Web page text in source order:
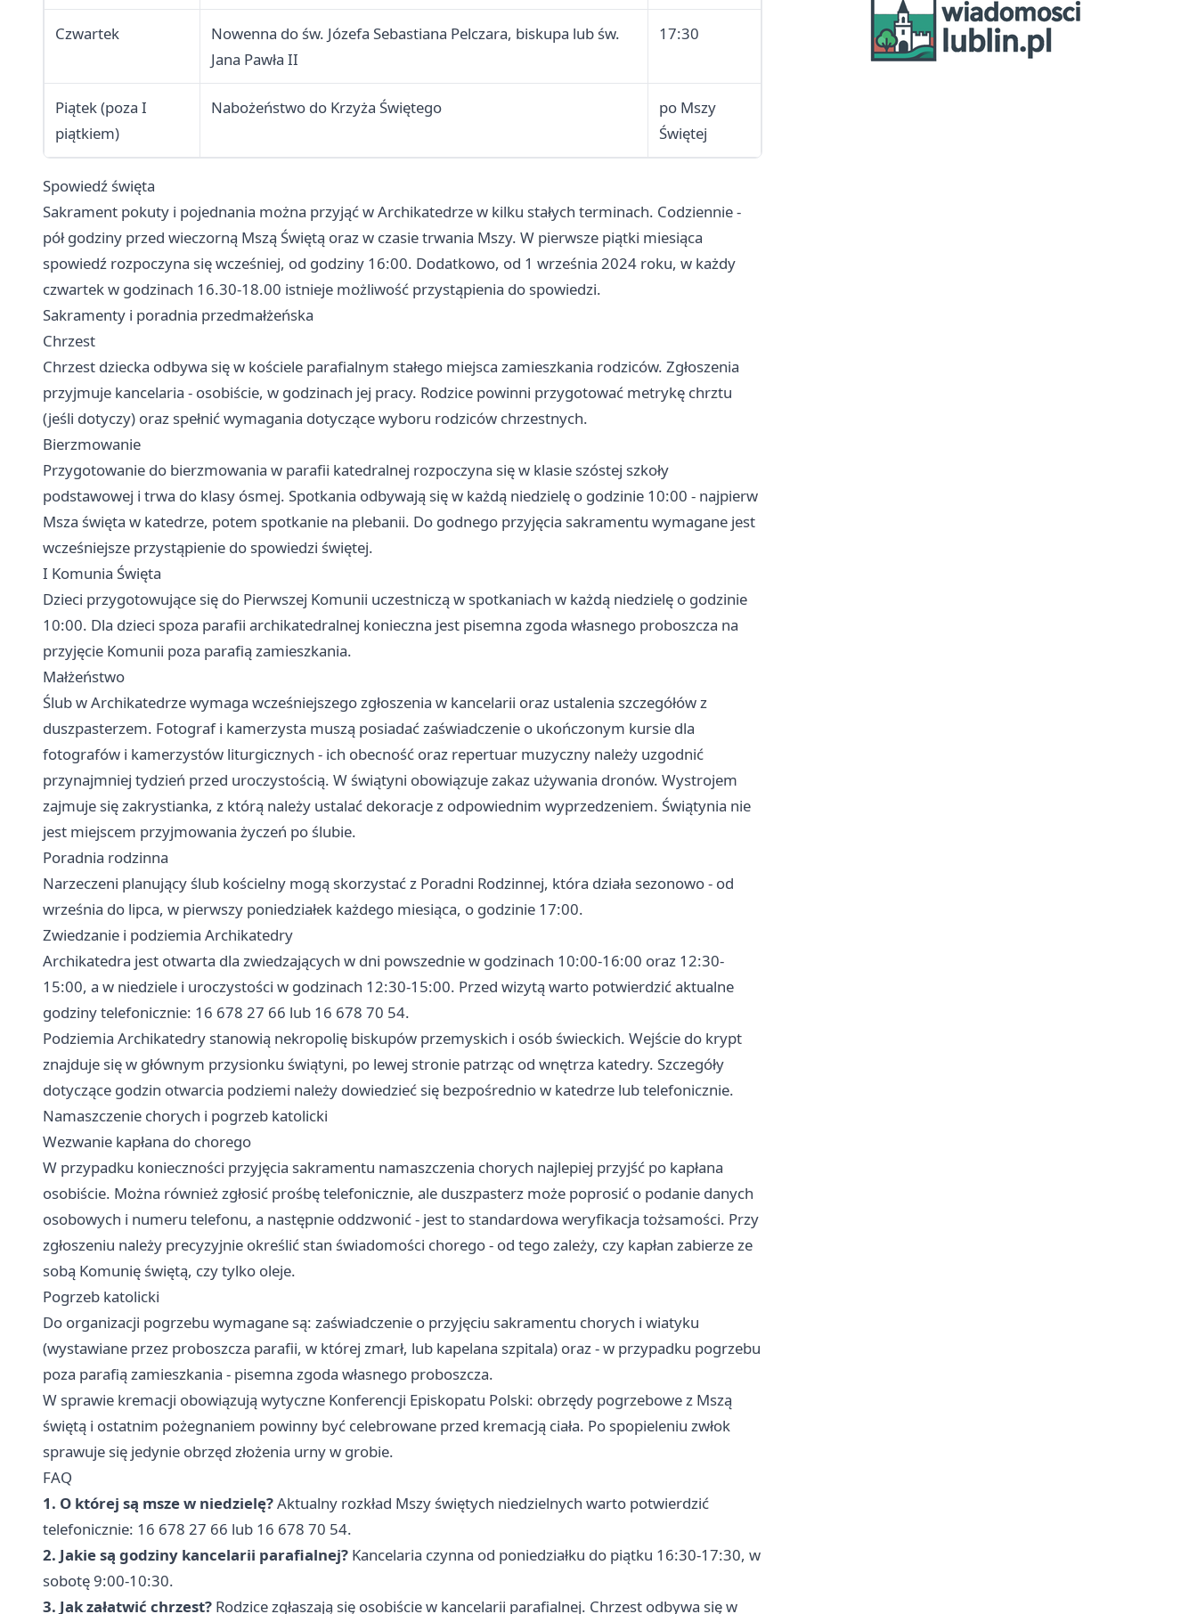
Czwartek
Nowenna do św. Józefa Sebastiana Pelczara, biskupa lub św.
Jana Pawła II
17:30
Piątek (poza I
piątkiem)
Nabożeństwo do Krzyża Świętego
po Mszy
Świętej
Spowiedź święta
Sakrament pokuty i pojednania można przyjąć w Archikatedrze w kilku stałych terminach. Codziennie -
pół godziny przed wieczorną Mszą Świętą oraz w czasie trwania Mszy. W pierwsze piątki miesiąca
spowiedź rozpoczyna się wcześniej, od godziny 16:00. Dodatkowo, od 1 września 2024 roku, w każdy
czwartek w godzinach 16.30-18.00 istnieje możliwość przystąpienia do spowiedzi.
Sakramenty i poradnia przedmałżeńska
Chrzest
Chrzest dziecka odbywa się w kościele parafialnym stałego miejsca zamieszkania rodziców. Zgłoszenia
przyjmuje kancelaria - osobiście, w godzinach jej pracy. Rodzice powinni przygotować metrykę chrztu
(jeśli dotyczy) oraz spełnić wymagania dotyczące wyboru rodziców chrzestnych.
Bierzmowanie
Przygotowanie do bierzmowania w parafii katedralnej rozpoczyna się w klasie szóstej szkoły
podstawowej i trwa do klasy ósmej. Spotkania odbywają się w każdą niedzielę o godzinie 10:00 - najpierw
Msza święta w katedrze, potem spotkanie na plebanii. Do godnego przyjęcia sakramentu wymagane jest
wcześniejsze przystąpienie do spowiedzi świętej.
I Komunia Święta
Dzieci przygotowujące się do Pierwszej Komunii uczestniczą w spotkaniach w każdą niedzielę o godzinie
10:00. Dla dzieci spoza parafii archikatedralnej konieczna jest pisemna zgoda własnego proboszcza na
przyjęcie Komunii poza parafią zamieszkania.
Małżeństwo
Ślub w Archikatedrze wymaga wcześniejszego zgłoszenia w kancelarii oraz ustalenia szczegółów z
duszpasterzem. Fotograf i kamerzysta muszą posiadać zaświadczenie o ukończonym kursie dla
fotografów i kamerzystów liturgicznych - ich obecność oraz repertuar muzyczny należy uzgodnić
przynajmniej tydzień przed uroczystością. W świątyni obowiązuje zakaz używania dronów. Wystrojem
zajmuje się zakrystianka, z którą należy ustalać dekoracje z odpowiednim wyprzedzeniem. Świątynia nie
jest miejscem przyjmowania życzeń po ślubie.
Poradnia rodzinna
Narzeczeni planujący ślub kościelny mogą skorzystać z Poradni Rodzinnej, która działa sezonowo - od
września do lipca, w pierwszy poniedziałek każdego miesiąca, o godzinie 17:00.
Zwiedzanie i podziemia Archikatedry
Archikatedra jest otwarta dla zwiedzających w dni powszednie w godzinach 10:00-16:00 oraz 12:30-
15:00, a w niedziele i uroczystości w godzinach 12:30-15:00. Przed wizytą warto potwierdzić aktualne
godziny telefonicznie: 16 678 27 66 lub 16 678 70 54.
Podziemia Archikatedry stanowią nekropolię biskupów przemyskich i osób świeckich. Wejście do krypt
znajduje się w głównym przysionku świątyni, po lewej stronie patrząc od wnętrza katedry. Szczegóły
dotyczące godzin otwarcia podziemi należy dowiedzieć się bezpośrednio w katedrze lub telefonicznie.
Namaszczenie chorych i pogrzeb katolicki
Wezwanie kapłana do chorego
W przypadku konieczności przyjęcia sakramentu namaszczenia chorych najlepiej przyjść po kapłana
osobiście. Można również zgłosić prośbę telefonicznie, ale duszpasterz może poprosić o podanie danych
osobowych i numeru telefonu, a następnie oddzwonić - jest to standardowa weryfikacja tożsamości. Przy
zgłoszeniu należy precyzyjnie określić stan świadomości chorego - od tego zależy, czy kapłan zabierze ze
sobą Komunię świętą, czy tylko oleje.
Pogrzeb katolicki
Do organizacji pogrzebu wymagane są: zaświadczenie o przyjęciu sakramentu chorych i wiatyku
(wystawiane przez proboszcza parafii, w której zmarł, lub kapelana szpitala) oraz - w przypadku pogrzebu
poza parafią zamieszkania - pisemna zgoda własnego proboszcza.
W sprawie kremacji obowiązują wytyczne Konferencji Episkopatu Polski: obrzędy pogrzebowe z Mszą
świętą i ostatnim pożegnaniem powinny być celebrowane przed kremacją ciała. Po spopieleniu zwłok
sprawuje się jedynie obrzęd złożenia urny w grobie.
FAQ
1. O której są msze w niedzielę?Aktualny rozkład Mszy świętych niedzielnych warto potwierdzić
telefonicznie: 16 678 27 66 lub 16 678 70 54.
2. Jakie są godziny kancelarii parafialnej? Kancelaria czynna od poniedziałku do piątku 16:30-17:30, w
sobotę 9:00-10:30.
3. Jak załatwić chrzest? Rodzice zgłaszają się osobiście w kancelarii parafialnej. Chrzest odbywa się w